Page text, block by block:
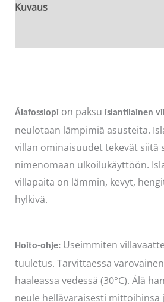
Kuvaus
Álafosslopi on paksu islantilainen
neulotaan lämpimiä asusteita.
villan ominaisuudet tekevät siitä
nimenomaan ulkoilukäyttöön.
villapaita on lämmin, kevyt,
hylkivä.
Hoito-ohje:Useimmiten
tuuletus. Tarvittaessa
haaleassa vedessä (30°C). Älä
neule hellävaraisesti mittoihinsa